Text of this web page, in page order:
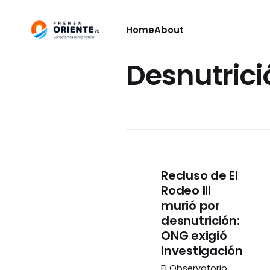
HomeAbout
Recluso de El
Rodeo III
murió por
desnutrición:
ONG exigió
investigación